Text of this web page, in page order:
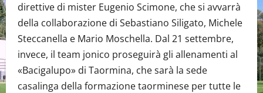
direttive di mister Eugenio Scimone, che si avvarrà
della collaborazione di Sebastiano Siligato, Michele
Steccanella e Mario Moschella. Dal 21 settembre,
invece, il team jonico proseguirà gli allenamenti al
«Bacigalupo» di Taormina, che sarà la sede
casalinga della formazione taorminese per tutte le